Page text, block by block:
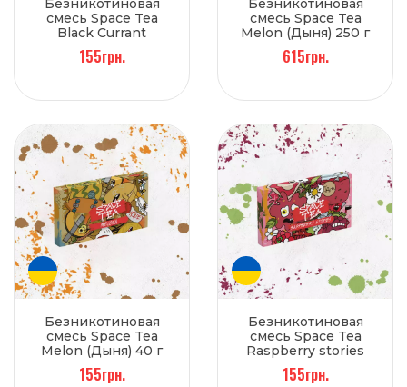
Безникотиновая
смесь Space Tea
Black Currant
(Черная смородина)
40 г
155грн.
Безникотиновая
смесь Space Tea
Melon (Дыня) 250 г
615грн.
Безникотиновая
смесь Space Tea
Melon (Дыня) 40 г
155грн.
Безникотиновая
смесь Space Tea
Raspberry stories
(Малина) 40 г
155грн.